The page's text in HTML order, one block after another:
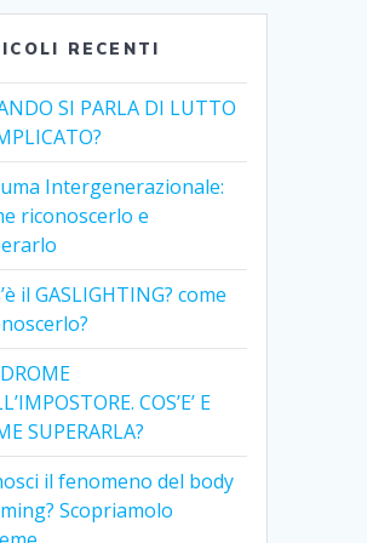
RECENTI
SI PARLA DI LUTTO
Intergenerazionale:
riconoscerlo e
il GASLIGHTING? come
COS’E’ E
SUPERARLA?
il fenomeno del body
Scopriamolo